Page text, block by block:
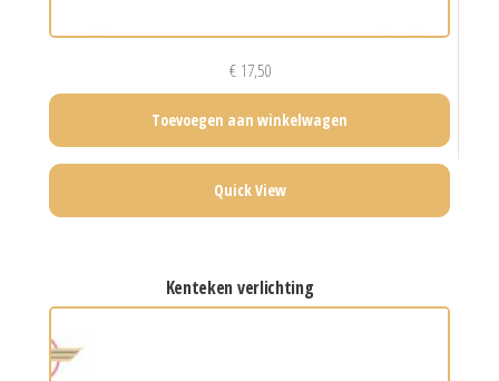
€17,50
Toevoegen aan winkelwagen
Quick View
kenteken verlichting